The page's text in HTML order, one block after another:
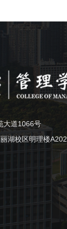
大道1066号
区明理楼A202